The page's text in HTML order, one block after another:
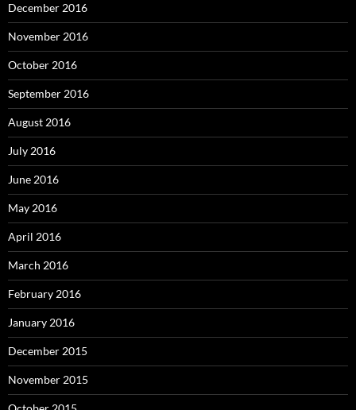
December 2016
November 2016
October 2016
September 2016
August 2016
July 2016
June 2016
May 2016
April 2016
March 2016
February 2016
January 2016
December 2015
November 2015